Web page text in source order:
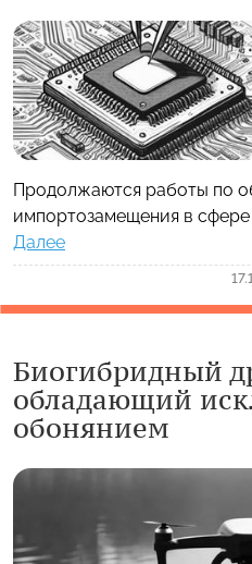
Продолжаются работы по
импортозамещения в сфере
Далее
Биогибридный
обладающий
обонянием